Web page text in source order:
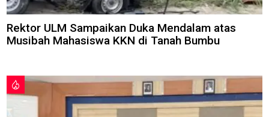
Rektor ULM Sampaikan Duka Mendalam atas
Musibah Mahasiswa KKN di Tanah Bumbu